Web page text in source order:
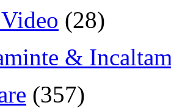
(28)
&
(357)